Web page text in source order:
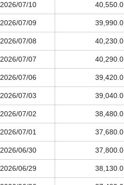
2026/07/10 40,550.0
2026/07/09 39,990.0
2026/07/08 40,230.0
2026/07/07 40,290.0
2026/07/06 39,420.0
2026/07/03 39,040.0
2026/07/02 38,480.0
2026/07/01 37,680.0
2026/06/30 37,800.0
2026/06/29 38,130.0